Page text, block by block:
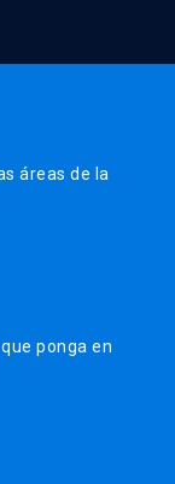
áreas de la
ponga en